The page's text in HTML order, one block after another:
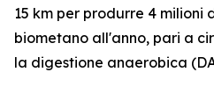
15 km per produrre 4 milioni
biometano all'anno, pari a
la digestione anaerobica